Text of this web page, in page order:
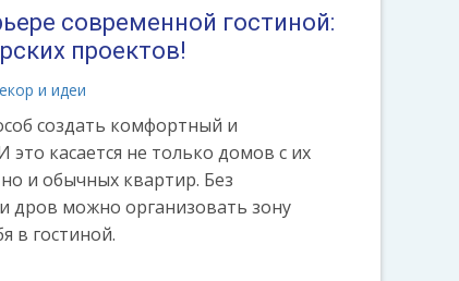
современной гостиной:
проектов!
и идеи
создать комфортный и
касается не только домов с их
и обычных квартир. Без
дров можно организовать зону
в гостиной.